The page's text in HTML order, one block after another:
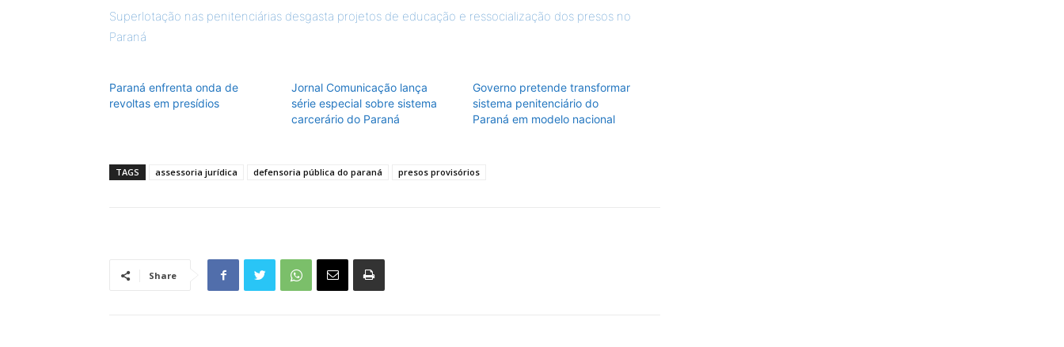
Superlotação nas penitenciárias desgasta projetos de educação e ressocialização dos presos no
Paraná
Paraná enfrenta onda de
revoltas em presídios
Jornal Comunicação lança
série especial sobre sistema
carcerário do Paraná
Governo pretende transformar
sistema penitenciário do
Paraná em modelo nacional
TAGS assessoria jurídica defensoria pública do paraná presos provisórios
Share